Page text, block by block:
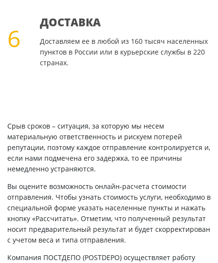
6
ДОСТАВКА
Доставляем ее в любой из 160 тысяч населенных
пунктов в России или в курьерские службы в 220
странах.
Срыв сроков – ситуация, за которую мы несем
материальную ответственность и рискуем потерей
репутации, поэтому каждое отправление контролируется и,
если нами подмечена его задержка, то ее причины
немедленно устраняются.
Вы оцените возможность онлайн-расчета стоимости
отправления. Чтобы узнать стоимость услуги, необходимо в
специальной форме указать населенные пункты и нажать
кнопку «Рассчитать». Отметим, что полученный результат
носит предварительный результат и будет скорректирован
с учетом веса и типа отправления.
Компания ПОСТДЕПО (POSTDEPO) осуществляет работу